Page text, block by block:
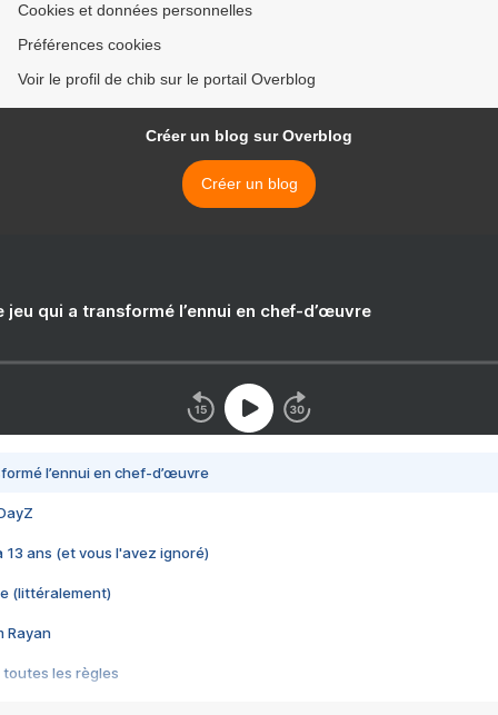
Cookies et données personnelles
Préférences cookies
Voir le profil de chib sur le portail Overblog
Créer un blog sur Overblog
Créer un blog
jeu qui a transformé l’ennui en chef-d’œuvre
l’ennui en chef-d’œuvre
13 ans (et vous l'avez ignoré)
(littéralement)
Rayan
toutes les règles